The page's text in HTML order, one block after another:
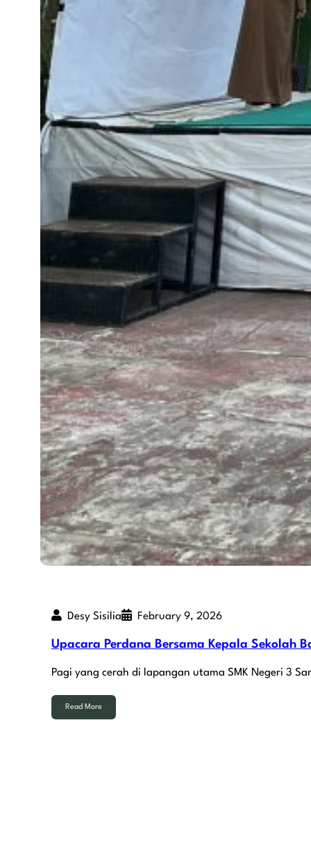
Desy Sisilia February 9, 2026
Upacara Perdana Bersama Kepala Sekolah
Pagi yang cerah di lapangan utama SMK Negeri 3
Read More